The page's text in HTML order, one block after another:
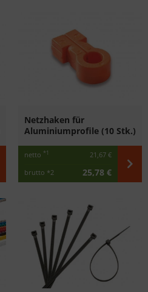
Netzhaken für
Aluminiumprofile (10 Stk.)
netto *1
21,67 €
brutto *2 25,78 €